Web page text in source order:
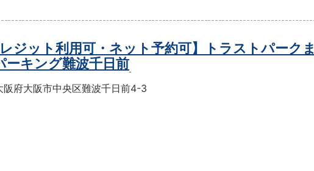
ジット利用可・ネット予約可】トラストパークま
ーキング難波千日前
阪府大阪市中央区難波千日前4-3